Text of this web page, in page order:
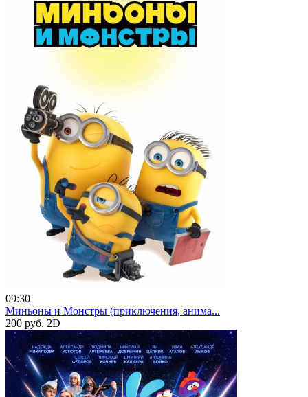
09:30
Миньоны и Монстры (приключения, анима...
200 руб. 2D